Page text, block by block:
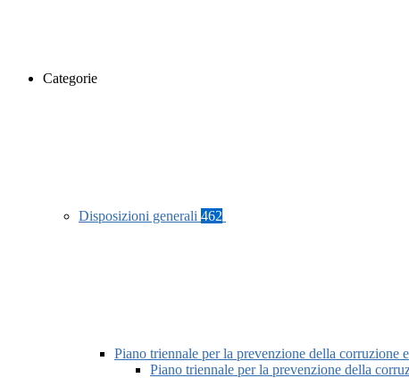
Categorie
Disposizioni generali 462
Piano triennale per la prevenzione della corruzione
Piano triennale per la prevenzione della